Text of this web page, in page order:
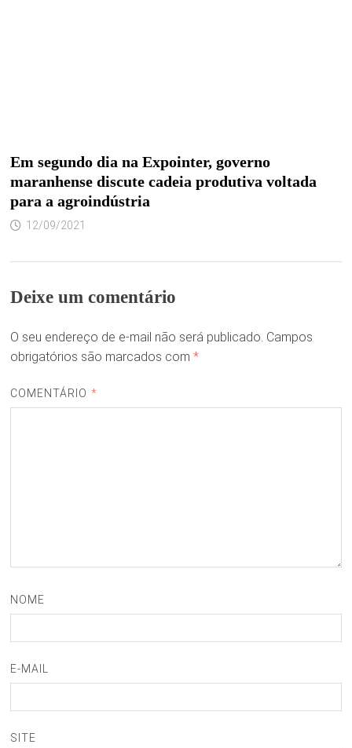
Em segundo dia na Expointer, governo
maranhense discute cadeia produtiva voltada
para a agroindústria
12/09/2021
Deixe um comentário
O seu endereço de e-mail não será publicado. Campos
obrigatórios são marcados com *
COMENTÁRIO *
NOME
E-MAIL
SITE